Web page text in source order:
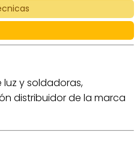
y soldadoras,
distribuidor de la marca